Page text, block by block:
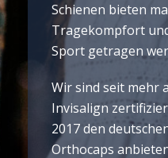
Schienen bieten
Tragekompfort
Sport getragen
Wir sind seit mehr
Invisalign
2017 den
Orthocaps